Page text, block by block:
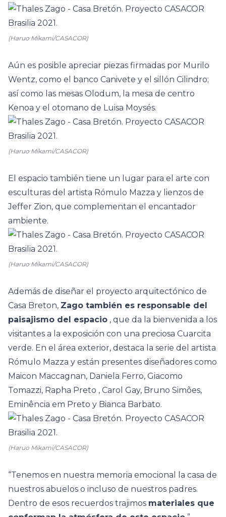
(Haruo Mikami/CASACOR)
Aún es posible apreciar piezas firmadas por Murilo
Wentz, como el banco Canivete y el sillón Cilindro;
así como las mesas Olodum, la mesa de centro
Kenoa y el otomano de Luisa Moysés.
(Haruo Mikami/CASACOR)
El espacio también tiene un lugar para el arte con
esculturas del artista Rómulo Mazza y lienzos de
Jeffer Zion, que complementan el encantador
ambiente.
(Haruo Mikami/CASACOR)
Además de diseñar el proyecto arquitectónico de
Casa Breton, Zago también es responsable del
paisajismo del espacio , que da la bienvenida a los
visitantes a la exposición con una preciosa Cuarcita
verde. En el área exterior, destaca la serie del artista
Rómulo Mazza y están presentes diseñadores como
Maicon Maccagnan, Daniela Ferro, Giacomo
Tomazzi, Rapha Preto , Carol Gay, Bruno Simões,
Eminência em Preto y Bianca Barbato.
(Haruo Mikami/CASACOR)
“Tenemos en nuestra memoria emocional la casa de
nuestros abuelos o incluso de nuestros padres.
Dentro de esos recuerdos trajimos materiales que